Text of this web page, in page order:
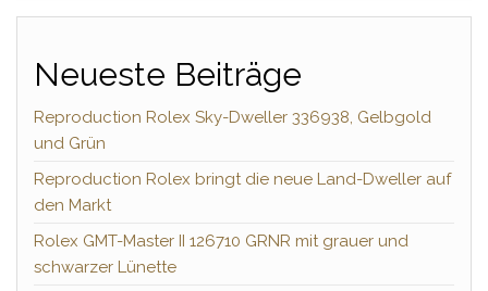
Neueste Beiträge
Reproduction Rolex Sky-Dweller 336938, Gelbgold
und Grün
Reproduction Rolex bringt die neue Land-Dweller auf
den Markt
Rolex GMT-Master II 126710 GRNR mit grauer und
schwarzer Lünette